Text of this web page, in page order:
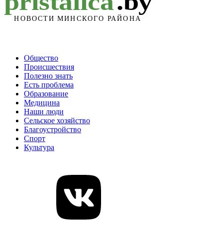
Общество
Происшествия
Полезно знать
Есть проблема
Образование
Медицина
Наши люди
Сельское хозяйство
Благоустройство
Спорт
Культура